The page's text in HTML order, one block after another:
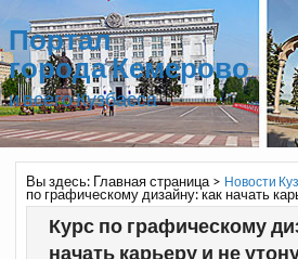
Портал
города Кемерово
и всего Кузбасса
Вы здесь: Главная страница> Новости
по графическому дизайну: как начать
Курс по графическому
начать карьеру и не